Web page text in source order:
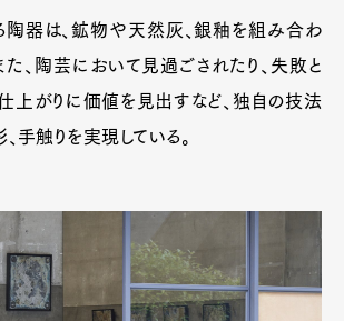
陶器は、鉱物や天然灰、銀釉を組み合わ
た、陶芸において見過ごされたり、失敗と
上がりに価値を見出すなど、独自の技法
手触りを実現している。